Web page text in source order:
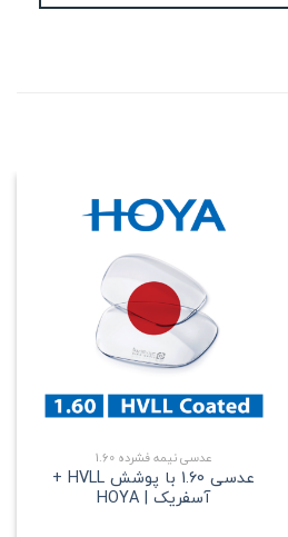
+
عدسی نیمه فشرده 1.60
عدسی 1.60 با پوشش HVLL +
آسفریک | HOYA